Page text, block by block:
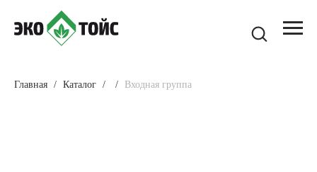
Главная Каталог Входная группа